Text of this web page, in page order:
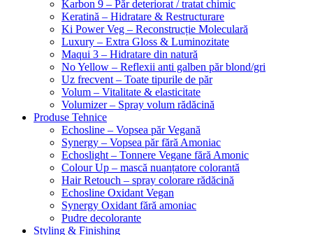
Karbon 9 – Păr deteriorat / tratat chimic
Keratină – Hidratare & Restructurare
Ki Power Veg – Reconstrucție Moleculară
Luxury – Extra Gloss & Luminozitate
Maqui 3 – Hidratare din natură
No Yellow – Reflexii anti galben păr blond/gri
Uz frecvent – Toate tipurile de păr
Volum – Vitalitate & elasticitate
Volumizer – Spray volum rădăcină
Produse Tehnice
Echosline – Vopsea păr Vegană
Synergy – Vopsea păr fără Amoniac
Echoslight – Tonnere Vegane fără Amonic
Colour Up – mască nuanțatore colorantă
Hair Retouch – spray colorare rădăcină
Echosline Oxidant Vegan
Synergy Oxidant fără amoniac
Pudre decolorante
Styling & Finishing